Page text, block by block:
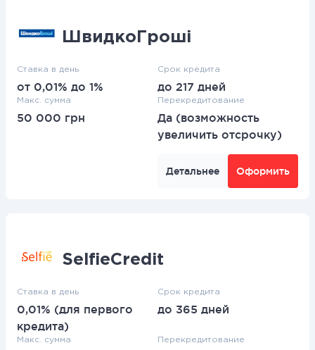
ШвидкоГроші
Ставка в день
от 0,01% до 1%
Срок кредита
до 217 дней
Макс. сумма
50 000 грн
Перекредитование
Да (возможность
увеличить отсрочку)
Детальнее Оформить
SelfieCredit
Ставка в день
0,01% (для первого
кредита)
Срок кредита
до 365 дней
Макс. сумма Перекредитование